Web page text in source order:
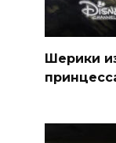
Шерики